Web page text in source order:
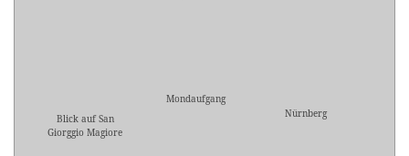
Blick auf San
Giorggio Magiore
Mondaufgang
Nürnberg